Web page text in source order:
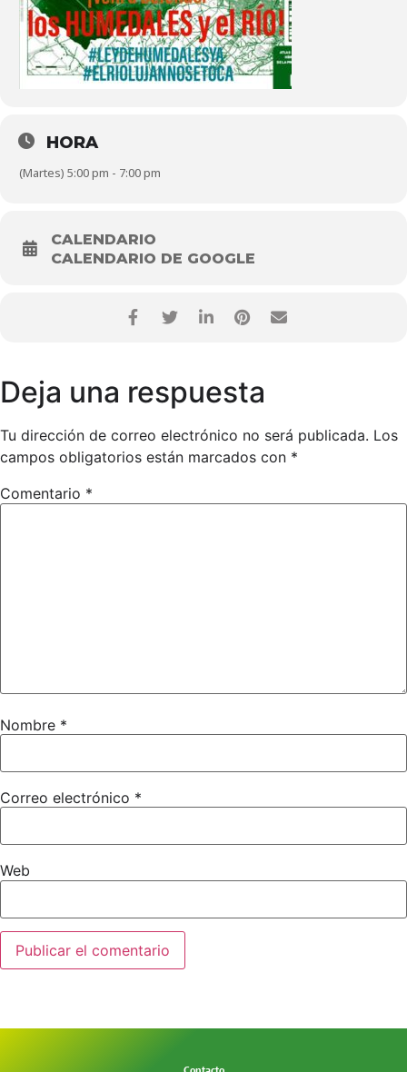
HORA
(Martes) 5:00 pm - 7:00 pm
CALENDARIO
CALENDARIO DE GOOGLE
Deja una respuesta
Tu dirección de correo electrónico no será publicada. Los
campos obligatorios están marcados con *
Comentario *
Nombre *
Correo electrónico *
Web